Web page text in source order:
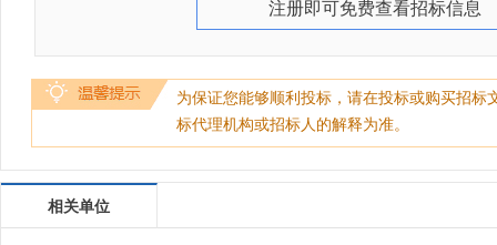
注册即可免费查看招标信息
为保证您能够顺利投标，请在投标或购买招
标代理机构或招标人的解释为准。
相关单位